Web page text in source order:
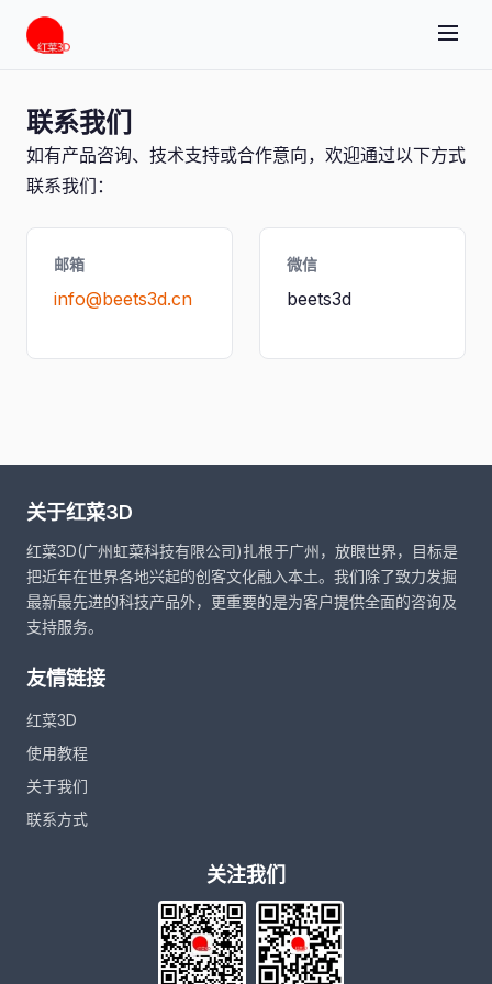
联系我们
如有产品咨询、技术支持或合作意向，欢迎通过以下方式
联系我们：
邮箱
info@beets3d.cn
微信
beets3d
关于红菜3D
红菜3D(广州虹菜科技有限公司)扎根于广州，放眼世界，目标是
把近年在世界各地兴起的创客文化融入本土。我们除了致力发掘
最新最先进的科技产品外，更重要的是为客户提供全面的咨询及
支持服务。
友情链接
红菜3D
使用教程
关于我们
联系方式
关注我们